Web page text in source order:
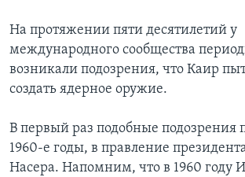
На протяжении пяти десятилетий у
международного сообщества
возникали подозрения, что Каир
создать ядерное оружие.
В первый раз подобные подозрения
1960-е годы, в правление
Насера. Напомним, что в 1960 году